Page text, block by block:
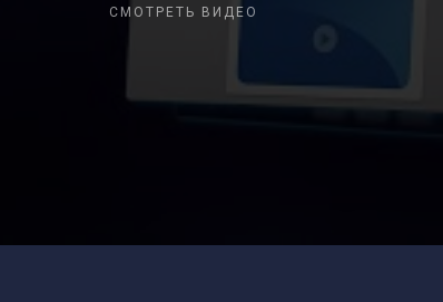
СМОТРЕТЬ ВИДЕО